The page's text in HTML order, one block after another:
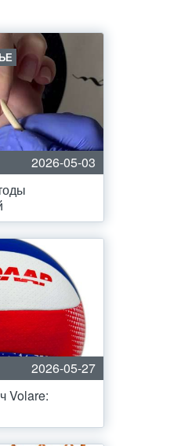
2026-05-03
2026-05-27
Volare: